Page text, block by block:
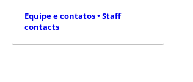
Equipe e contatos • Staff
contacts